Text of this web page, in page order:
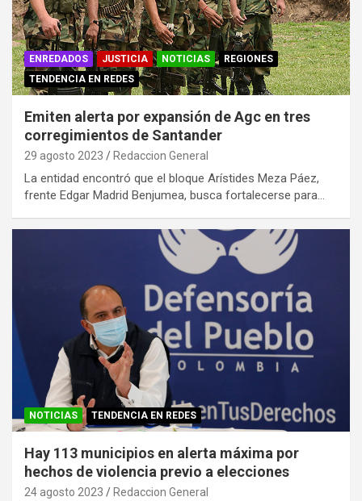
ENREDADOS JUSTICIA NOTICIAS
REGIONES
TENDENCIA EN REDES
Emiten alerta por expansión de Agc en tres
corregimientos de Santander
29 agosto 2023 Redaccion General
La entidad encontró que el bloque Arístides Meza Páez,
frente Edgar Madrid Benjumea, busca fortalecerse para…
NOTICIAS TENDENCIA EN REDES
Hay 113 municipios en alerta máxima por
hechos de violencia previo a elecciones
24 agosto 2023 Redaccion General